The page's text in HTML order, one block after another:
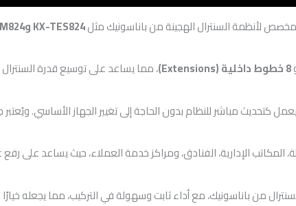
لأنظمة السنترال الهجينة من باناسونيك مثلKX-TES824 وKX-TEM824
8 خطوط داخلية (Extensions)
، مما يساعد على توسيع قدرة
الرئيسية، وهو يعمل كتحديث مباشر للنظام بدون الحاجة إلى تغيير الجهاز
الصغيرة والمتوسطة، المكاتب الإدارية، الفنادق، ومراكز خدمة العملاء،